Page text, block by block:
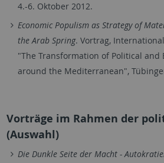
4.-6. Oktober 2012.
Economic Populism as Strategy of
the Arab Spring. Vortrag,
"The Transformation of Political and
around the Mediterranean",
Vorträge im Rahmen der
(Auswahl)
Die Dunkle Seite der Macht -